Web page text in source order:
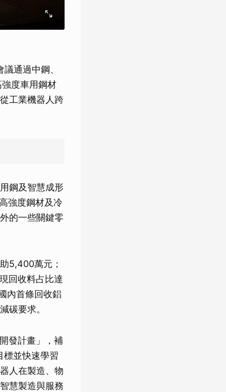
通過中鋼、
度車用鋼材
工業機器人跨
鋼及智慧成形
強度鋼材及冷
的一些關鍵零
5,400萬元；
回收料占比達
內首條回收鋁
碳要求。
發計畫」，補
標並快速學習
人在製造、物
慧製造與服務